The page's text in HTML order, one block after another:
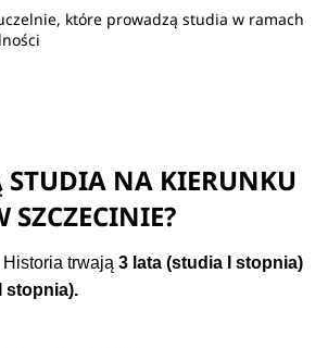
które prowadzą studia w ramach
STUDIA NA KIERUNKU
SZCZECINIE?
Historia trwają3 lata (studia I stopnia)
stopnia).